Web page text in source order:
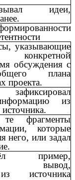
идеи,
указывающие
обсуждения с
плана
проекта.
из
фрагменты
которые
него, или задал
пример,
вывод,
источника